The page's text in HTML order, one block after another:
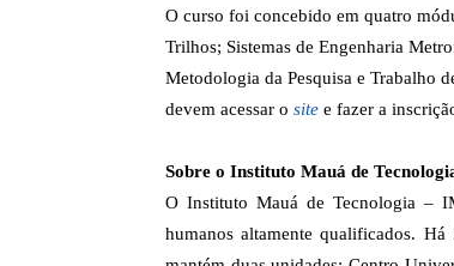
O curso foi concebido em quatro
Trilhos; Sistemas de Engenharia
Metodologia da Pesquisa e Trabalho
devem acessar o site e fazer a
Sobre o Instituto Mauá de
O Instituto Mauá de Tecnologia –
humanos altamente qualificados.